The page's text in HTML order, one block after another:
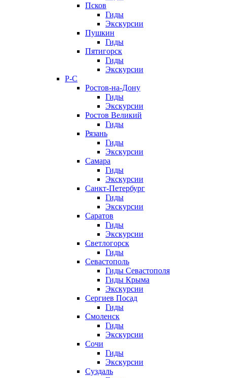
Псков
Гиды
Экскурсии
Пушкин
Гиды
Пятигорск
Гиды
Экскурсии
Р-С
Ростов-на-Дону
Гиды
Экскурсии
Ростов Великий
Гиды
Рязань
Гиды
Экскурсии
Самара
Гиды
Экскурсии
Санкт-Петербург
Гиды
Экскурсии
Саратов
Гиды
Экскурсии
Светлогорск
Гиды
Севастополь
Гиды Севастополя
Гиды Крыма
Экскурсии
Сергиев Посад
Гиды
Смоленск
Гиды
Экскурсии
Сочи
Гиды
Экскурсии
Суздаль